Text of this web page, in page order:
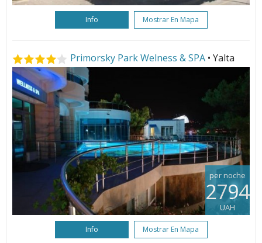
Info Mostrar En Mapa
Primorsky Park Welness & SPA • Yalta
per noche
2794
UAH
Info Mostrar En Mapa